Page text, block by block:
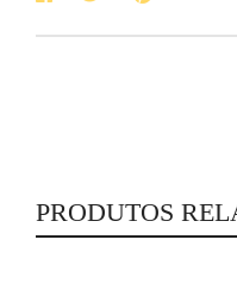
PRODUTOS